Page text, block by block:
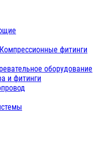
фитинги
оборудование
и фитинги